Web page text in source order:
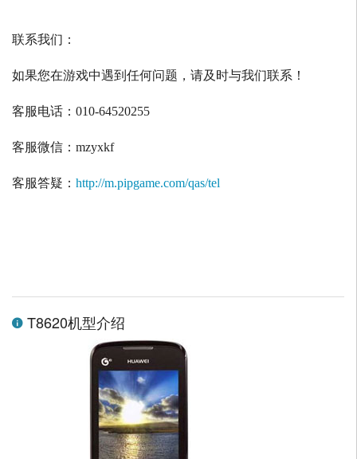
联系我们：
如果您在游戏中遇到任何问题，请及时与我们联系！
客服电话： 010-64520255
客服微信： mzyxkf
客服答疑： http://m.pipgame.com/qas/tel
T8620机型介绍